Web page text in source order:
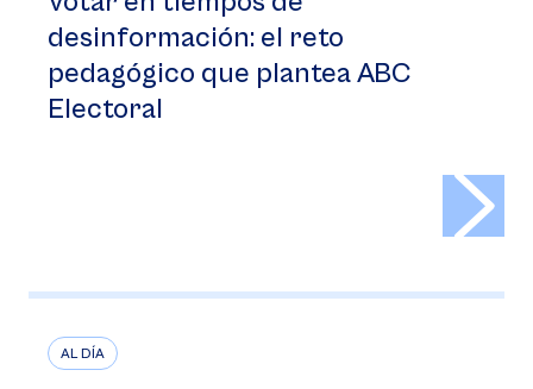
desinformación: el reto
pedagógico que plantea ABC
Electoral
AL DÍA